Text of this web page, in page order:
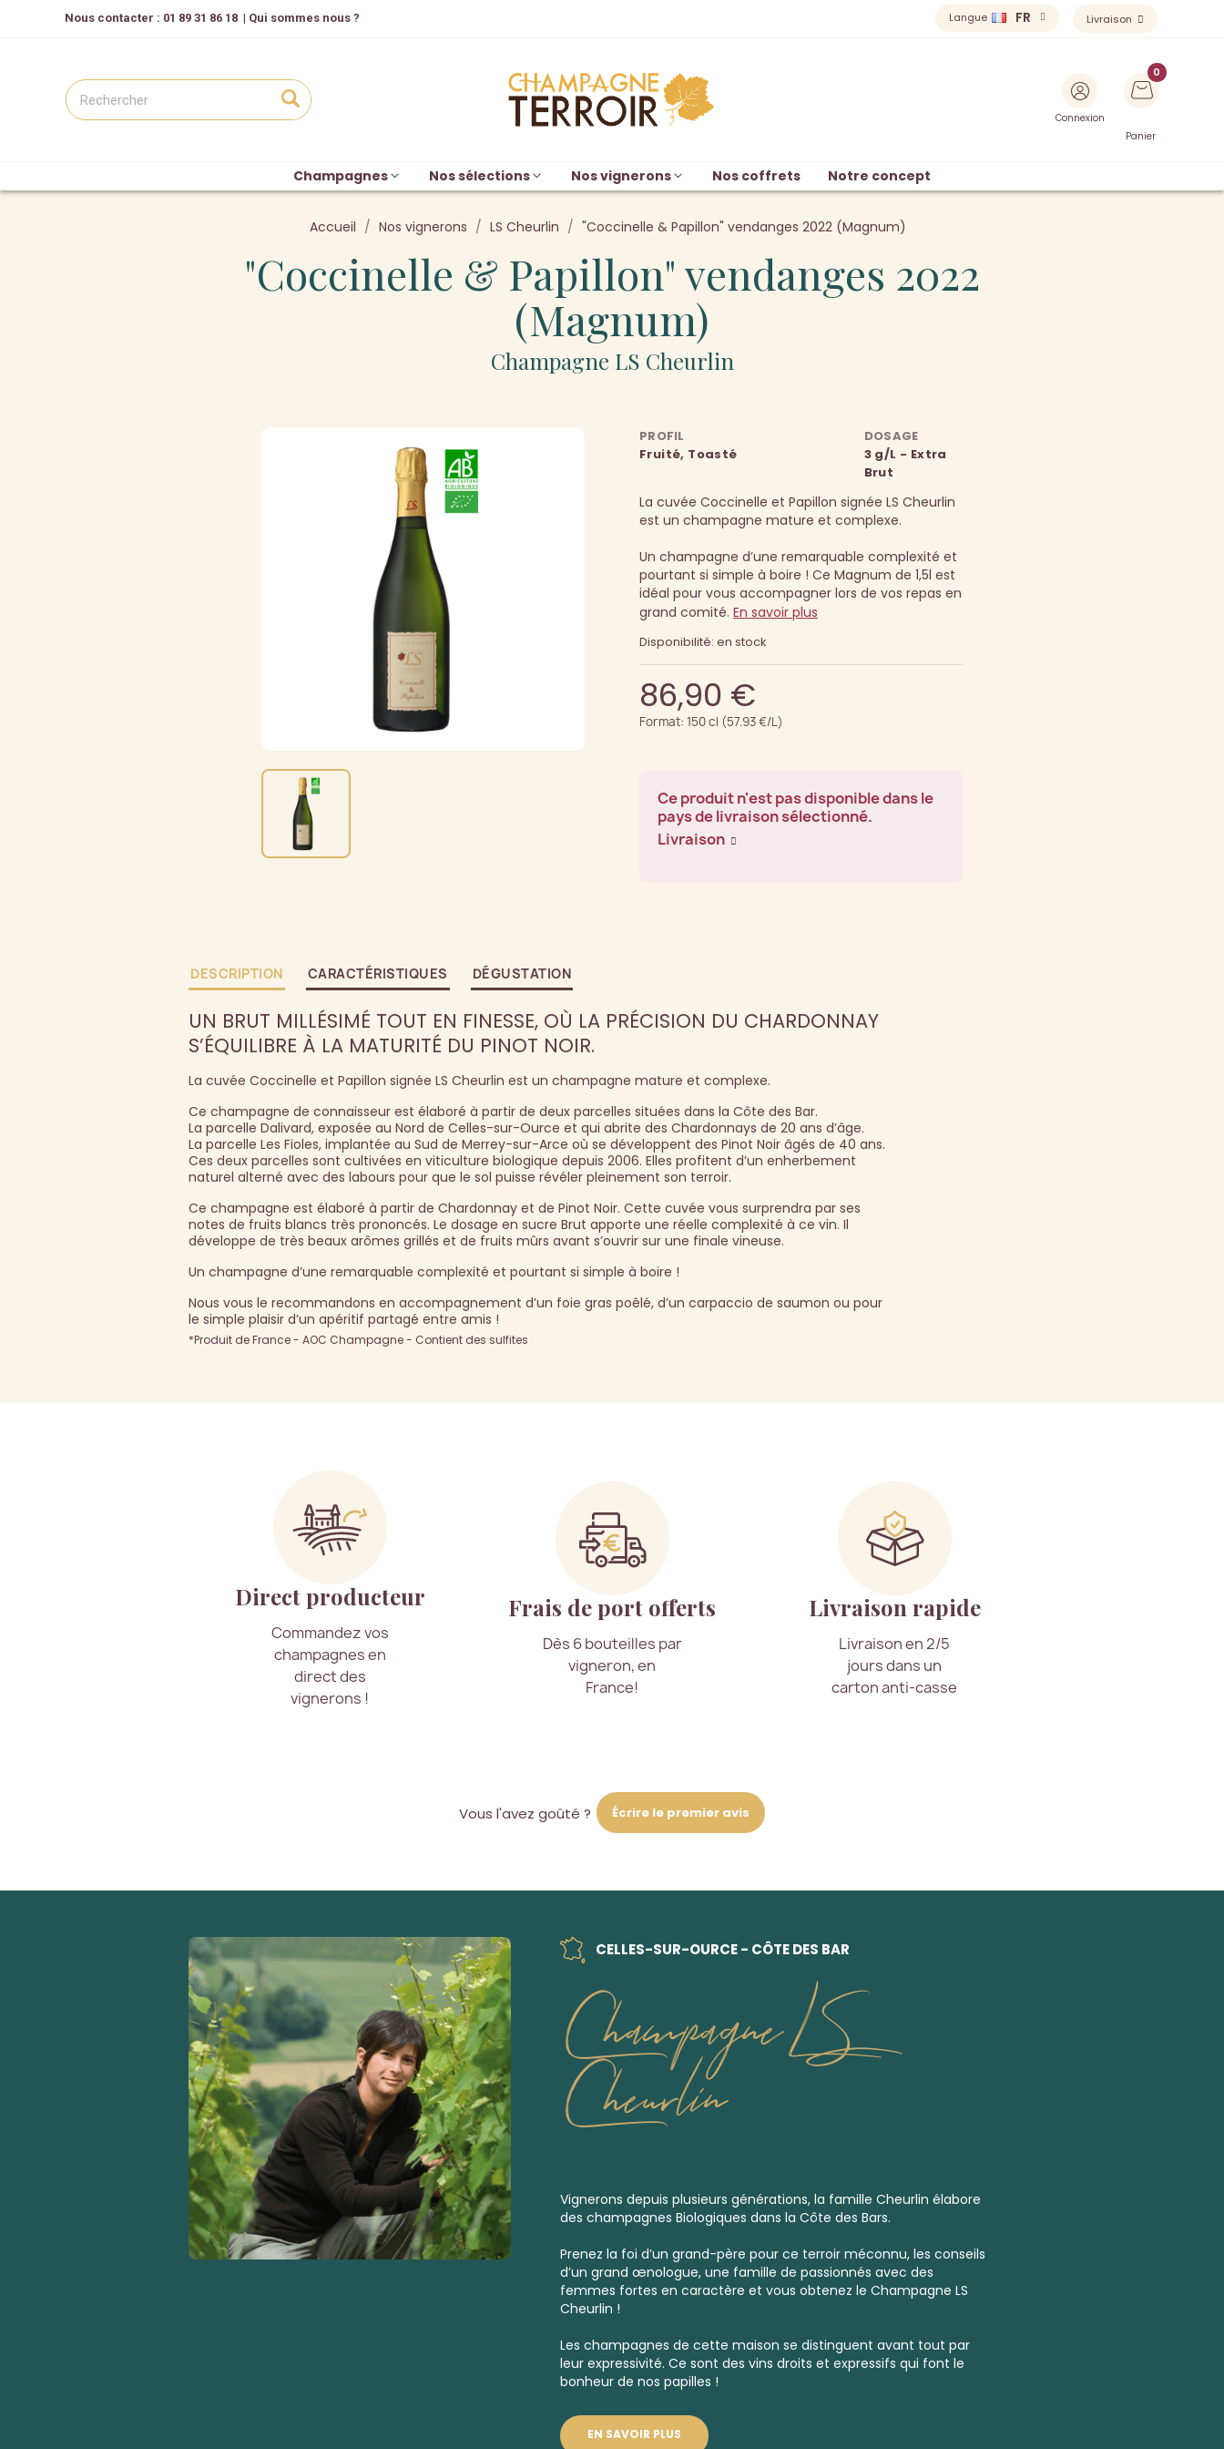
Nous contacter : 01 89 31 86 18 | Qui sommes nous ? Langue FR Livraison
Connexion
Panier
Champagnes Nos sélections Nos vignerons Nos coffrets Notre concept
Accueil Nos vignerons LS Cheurlin "Coccinelle & Papillon" vendanges 2022 (Magnum)
"Coccinelle & Papillon" vendanges 2022
(Magnum)
Champagne LS Cheurlin
PROFIL
Fruité, Toasté
DOSAGE
3 g/L - Extra
Brut
La cuvée Coccinelle et Papillon signée LS Cheurlin
est un champagne mature et complexe.
Un champagne d’une remarquable complexité et
pourtant si simple à boire ! Ce Magnum de 1,5l est
idéal pour vous accompagner lors de vos repas en
grand comité. En savoir plus
Disponibilité: en stock
86,90 €
Format: 150 cl (57.93 €/L)
Ce produit n'est pas disponible dans le
pays de livraison sélectionné.
Livraison
DESCRIPTION CARACTÉRISTIQUES DÉGUSTATION
UN BRUT MILLÉSIMÉ TOUT EN FINESSE, OÙ LA PRÉCISION DU CHARDONNAY
S’ÉQUILIBRE À LA MATURITÉ DU PINOT NOIR.
La cuvée Coccinelle et Papillon signée LS Cheurlin est un champagne mature et complexe.
Ce champagne de connaisseur est élaboré à partir de deux parcelles situées dans la Côte des Bar.
La parcelle Dalivard, exposée au Nord de Celles-sur-Ource et qui abrite des Chardonnays de 20 ans d’âge.
La parcelle Les Fioles, implantée au Sud de Merrey-sur-Arce où se développent des Pinot Noir âgés de 40 ans.
Ces deux parcelles sont cultivées en viticulture biologique depuis 2006. Elles profitent d’un enherbement
naturel alterné avec des labours pour que le sol puisse révéler pleinement son terroir.
Ce champagne est élaboré à partir de Chardonnay et de Pinot Noir. Cette cuvée vous surprendra par ses
notes de fruits blancs très prononcés. Le dosage en sucre Brut apporte une réelle complexité à ce vin. Il
développe de très beaux arômes grillés et de fruits mûrs avant s’ouvrir sur une finale vineuse.
Un champagne d’une remarquable complexité et pourtant si simple à boire !
Nous vous le recommandons en accompagnement d’un foie gras poêlé, d’un carpaccio de saumon ou pour
le simple plaisir d’un apéritif partagé entre amis !
*Produit de France - AOC Champagne - Contient des sulfites
Direct producteur
Commandez vos
champagnes en
direct des
vignerons !
Frais de port offerts
Dès 6 bouteilles par
vigneron, en
France!
Livraison rapide
Livraison en 2/5
jours dans un
carton anti-casse
Vous l'avez goûté ? Écrire le premier avis
CELLES-SUR-OURCE - CÔTE DES BAR
Champagne LS
Cheurlin
Vignerons depuis plusieurs générations, la famille Cheurlin élabore
des champagnes Biologiques dans la Côte des Bars.
Prenez la foi d’un grand-père pour ce terroir méconnu, les conseils
d’un grand œnologue, une famille de passionnés avec des
femmes fortes en caractère et vous obtenez le Champagne LS
Cheurlin !
Les champagnes de cette maison se distinguent avant tout par
leur expressivité. Ce sont des vins droits et expressifs qui font le
bonheur de nos papilles !
EN SAVOIR PLUS